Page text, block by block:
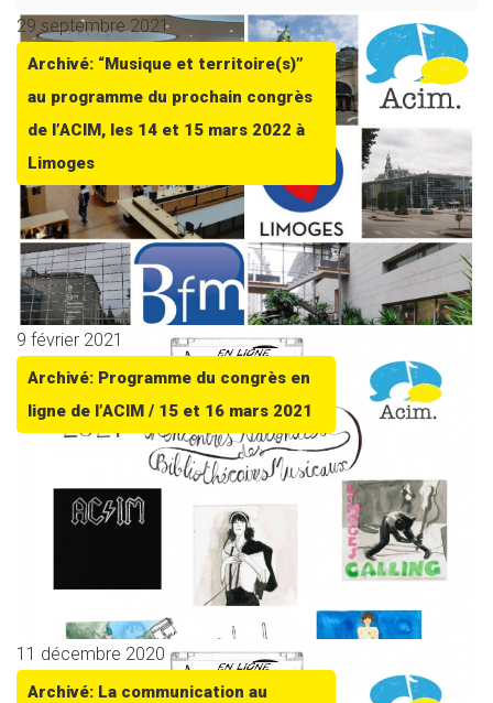
29 septembre 2021
Archivé: “Musique et territoire(s)”
au programme du prochain congrès
de l’ACIM, les 14 et 15 mars 2022 à
Limoges
9 février 2021
Archivé: Programme du congrès en
ligne de l’ACIM / 15 et 16 mars 2021
11 décembre 2020
Archivé: La communication au